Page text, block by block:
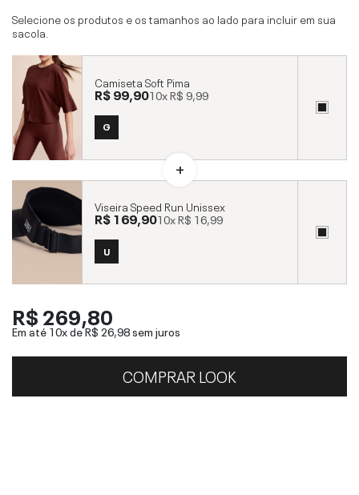
Selecione os produtos e os tamanhos ao lado para incluir em sua
sacola.
Camiseta Soft Pima
R$ 99,9010xR$ 9,99
G
Viseira Speed Run Unissex
R$ 169,9010xR$ 16,99
U
R$ 269,80
Em até 10x deR$ 26,98sem juros
COMPRAR LOOK